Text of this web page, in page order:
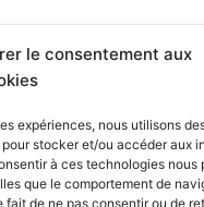
le consentement aux
expériences, nous utilisons
stocker et/ou accéder aux
à ces technologies nous
que le comportement de
fait de ne pas consentir ou de
prix :
1.70€
(logo circulaire)
– 25.90
prix :
2.00€
à
25.90€
exclusivement.